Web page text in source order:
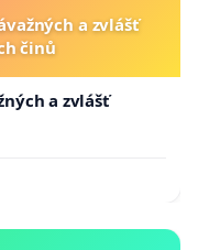
a zvlášť
činů
a zvlášť